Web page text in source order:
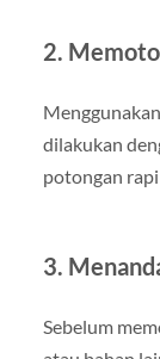
2.
dilakukan
potongan
3.
Sebelum